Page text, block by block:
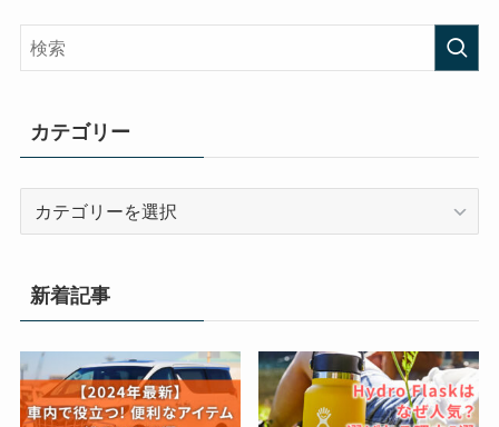
カテゴリー
リ
ー
新着記事